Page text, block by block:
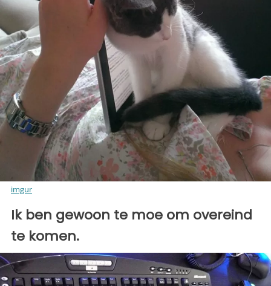
imgur
Ik ben gewoon te moe om overeind
te komen.